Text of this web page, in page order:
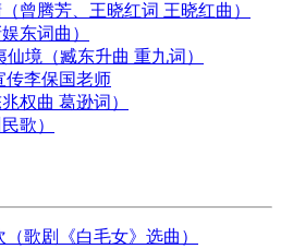
曾腾芳、王晓红词 王晓红曲）
东词曲）
仙境（臧东升曲 重九词）
传李保国老师
权曲 葛逊词）
歌）
歌剧《白毛女》选曲）